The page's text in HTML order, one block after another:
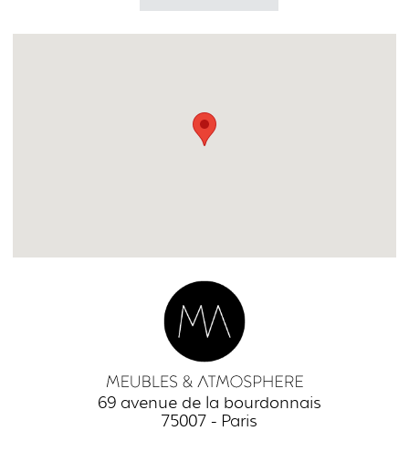
69 avenue de la bourdonnais
75007 - Paris